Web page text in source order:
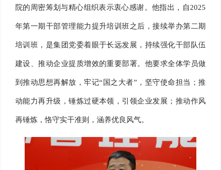
院的周密筹划与精心组织表示衷心感谢。他指出，自2025
年第一期干部管理能力提升培训班之后，接续举办第二期
培训班，是集团党委着眼于长远发展，持续强化干部队伍
建设、推动企业提质增效的重要部署。他要求全体学员做
到推动思想再解放，牢记“国之大者”，坚守使命担当；推
动能力再升级，锤炼过硬本领，引领企业发展；推动作风
再锤炼，恪守实干准则，涵养优良风气。